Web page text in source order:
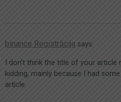
binance Registrācija says:
I don’t think the title of your
kidding, mainly because I had
article.